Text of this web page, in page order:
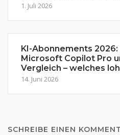
1. Juli 2026
KI-Abonnements 2026:
Microsoft Copilot Pro
Vergleich – welches
14. Juni 2026
SCHREIBE EINEN